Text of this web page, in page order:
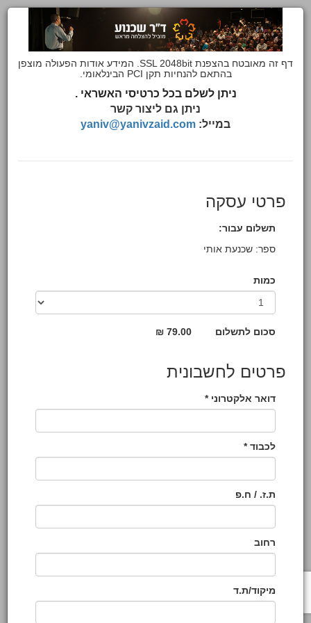
דף זה מאובטח בהצפנת SSL 2048bit. המידע אודות הפעולה מוצפן
בהתאם להנחיות תקן PCI הבינלאומי.
ניתן לשלם בכל כרטיסי האשראי .
ניתן גם ליצור קשר
במייל: yaniv@yanivzaid.com
פרטי עסקה
תשלום עבור:
ספר: שכנעת אותי
כמות
סכום לתשלום 79.00 ₪
פרטים לחשבונית
דואר אלקטרוני *
לכבוד *
ת.ז. / ח.פ
רחוב
מיקוד/ת.ד